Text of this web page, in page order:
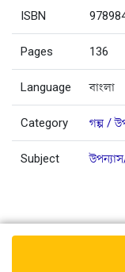
ISBN
Pages 136
Language বাংলা
Category গল্প /
Subject